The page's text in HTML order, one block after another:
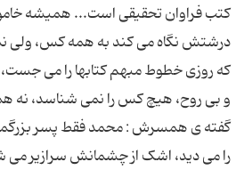
کتب فراوان تحقیقی است... همیشه
درشتش نگاه می کند به همه کس،
که روزی خطوط مبهم کتابها را می
و بی روح، هیچ کس را نمی شناسد، نه
گفته ی همسرش : محمد فقط پسر
را می دید، اشک از چشمانش سرازیر